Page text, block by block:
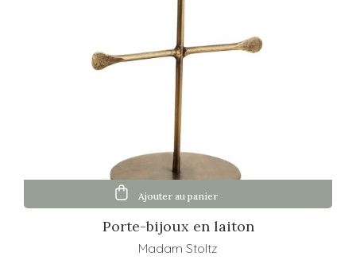
Porte-bijoux en laiton
Madam Stoltz
Ajouter au panier